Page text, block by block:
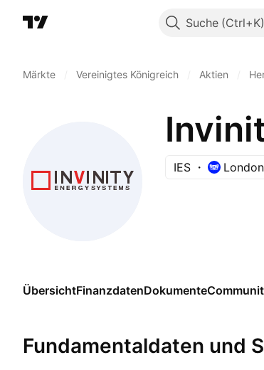
Suche
Märkte Vereinigtes Königreich Aktien
IES
ÜbersichtFinanzdatenDokumente
Fundamentaldaten und